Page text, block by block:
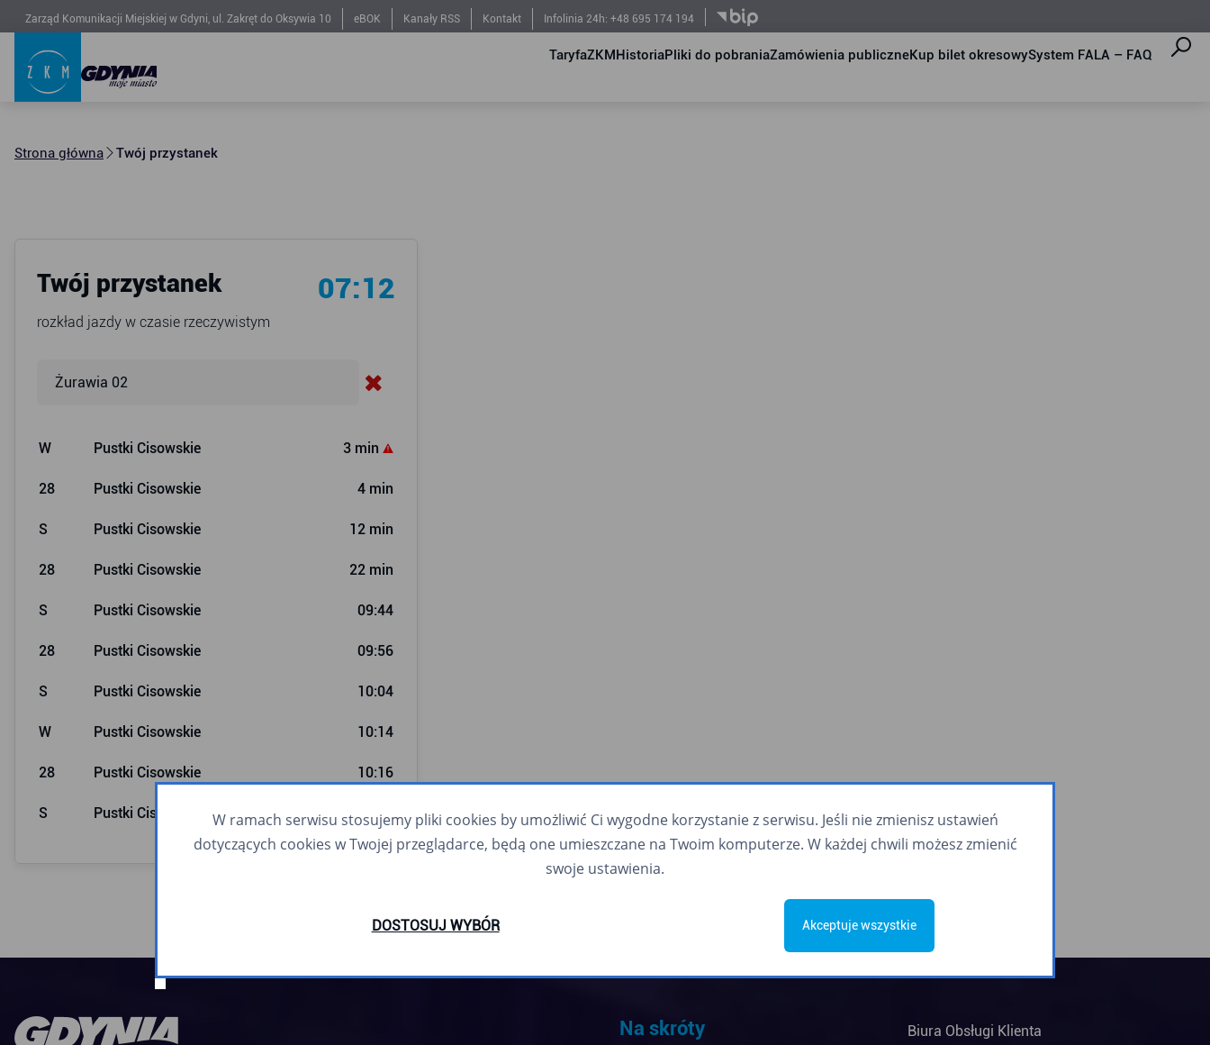
Zarząd Komunikacji Miejskiej w Gdyni, ul. Zakręt do Oksywia 10 eBOK Kanały RSS Kontakt Infolinia 24h: +48 695 174 194
TaryfaZKMHistoriaPliki do pobraniaZamówienia publiczneKup bilet okresowySystem FALA – FAQ
Strona główna Twój przystanek
Twój przystanek 07:12
rozkład jazdy w czasie rzeczywistym
W Pustki Cisowskie 3 min
28 Pustki Cisowskie 4 min
S Pustki Cisowskie 12 min
28 Pustki Cisowskie 22 min
S Pustki Cisowskie 09:44
28 Pustki Cisowskie 09:56
S Pustki Cisowskie 10:04
W Pustki Cisowskie 10:14
28 Pustki Cisowskie 10:16
S Pustki Cisowskie 10:24
Na skróty Biura Obsługi Klienta
W ramach serwisu stosujemy pliki cookies by umożliwić Ci wygodne korzystanie z serwisu. Jeśli nie zmienisz ustawień
dotyczących cookies w Twojej przeglądarce, będą one umieszczane na Twoim komputerze. W każdej chwili możesz zmienić
swoje ustawienia.
DOSTOSUJ WYBÓR Akceptuje wszystkie